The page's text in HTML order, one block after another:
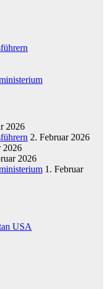
2026
2. Februar 2026
2026
2026
1. Februar
USA